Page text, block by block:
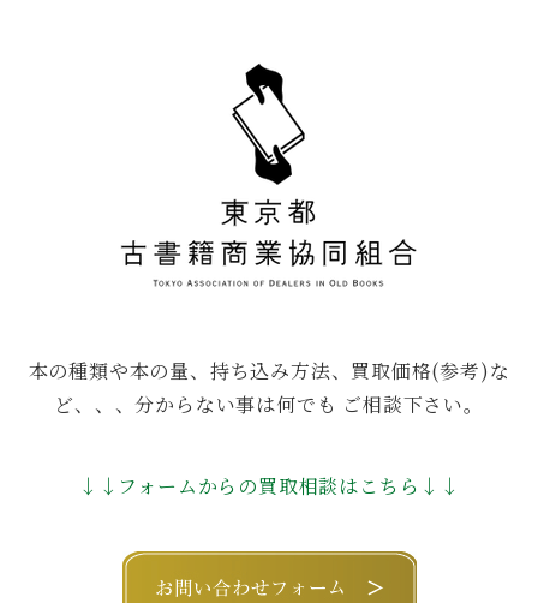
本の種類や本の量、持ち込み方法、買取価格(参考)な
ど、、、分からない事は何でも ご相談下さい。
↓↓フォームからの買取相談はこちら↓↓